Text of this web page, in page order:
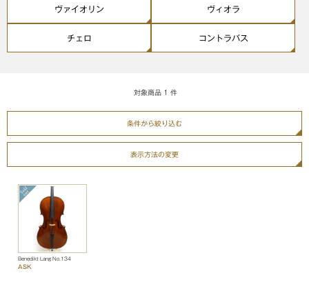
ヴァイオリン ヴィオラ
チェロ コントラバス
対象商品 1 件
条件から絞り込む
表示方法の変更
Benedikt Lang No.134
ASK